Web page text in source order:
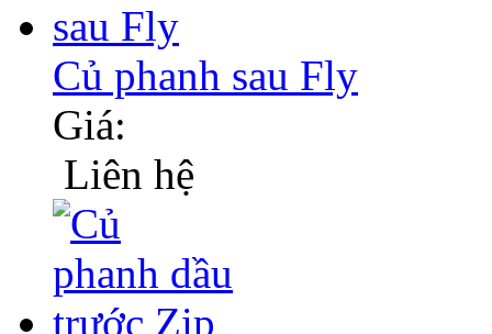
Củ phanh sau Fly
Giá:
Liên hệ